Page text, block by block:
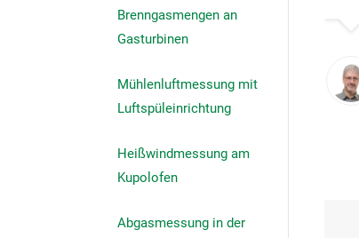
Brenngasmengen an
Gasturbinen
Mühlenluftmessung mit
Luftspüleinrichtung
Heißwindmessung am
Kupolofen
Abgasmessung in der